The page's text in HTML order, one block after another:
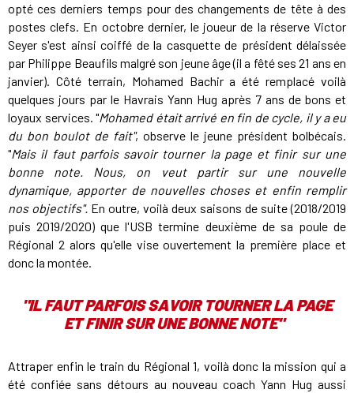
opté ces derniers temps pour des changements de tête à des
postes clefs. En octobre dernier, le joueur de la réserve Victor
Seyer s'est ainsi coiffé de la casquette de président délaissée
par Philippe Beaufils malgré son jeune âge (il a fêté ses 21 ans en
janvier). Côté terrain, Mohamed Bachir a été remplacé voilà
quelques jours par le Havrais Yann Hug après 7 ans de bons et
loyaux services. "Mohamed était arrivé en fin de cycle, il y a eu
du bon boulot de fait", observe le jeune président bolbécais.
"Mais il faut parfois savoir tourner la page et finir sur une
bonne note. Nous, on veut partir sur une nouvelle
dynamique, apporter de nouvelles choses et enfin remplir
nos objectifs". En outre, voilà deux saisons de suite (2018/2019
puis 2019/2020) que l'USB termine deuxième de sa poule de
Régional 2 alors qu'elle vise ouvertement la première place et
donc la montée.
"IL FAUT PARFOIS SAVOIR TOURNER LA PAGE
ET FINIR SUR UNE BONNE NOTE"
Attraper enfin le train du Régional 1, voilà donc la mission qui a
été confiée sans détours au nouveau coach Yann Hug aussi